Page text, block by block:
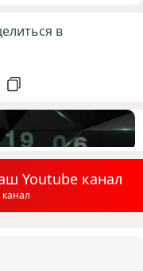
в
Youtube канал